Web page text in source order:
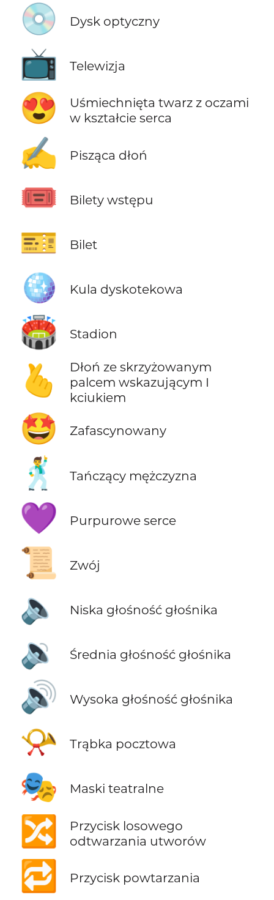
💿 Dysk optyczny
📺 Telewizja
😍
Uśmiechnięta twarz z oczami
w kształcie serca
✍️ Pisząca dłoń
🎟️ Bilety wstępu
🎫 Bilet
🪩 Kula dyskotekowa
🏟️ Stadion
🫰
Dłoń ze skrzyżowanym
palcem wskazującym I
kciukiem
🤩 Zafascynowany
🕺 Tańczący mężczyzna
💜 Purpurowe serce
📜 Zwój
🔈 Niska głośność głośnika
🔉 Średnia głośność głośnika
🔊 Wysoka głośność głośnika
📯 Trąbka pocztowa
🎭 Maski teatralne
🔀
Przycisk losowego
odtwarzania utworów
🔁 Przycisk powtarzania